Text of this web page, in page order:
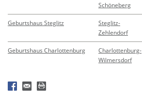
Schöneberg
Geburtshaus Steglitz
Steglitz-
Zehlendorf
Geburtshaus Charlottenburg
Charlottenburg-
Wilmersdorf